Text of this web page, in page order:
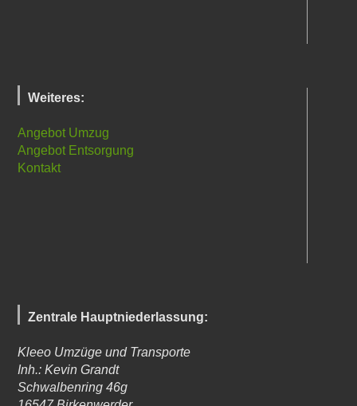
Weiteres:
Angebot Umzug
Angebot Entsorgung
Kontakt
Zentrale Hauptniederlassung:
Kleeo Umzüge und Transporte
Inh.: Kevin Grandt
Schwalbenring 46g